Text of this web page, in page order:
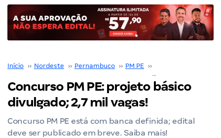
Início ›› Nordeste ›› Pernambuco ›› PM PE ››
Concurso PM PE: projeto básico
divulgado; 2,7 mil vagas!
Concurso PM PE está com banca definida; edital
deve ser publicado em breve. Saiba mais!